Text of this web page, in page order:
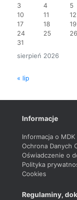
sierpień 2026
3
4 5
10
11 12
17
18 19
24
25 26
31
« lip
Informacje
Informacja o MDK
Ochrona Danych
Oświadczenie o
Polityka
Cookies
Regulaminy,